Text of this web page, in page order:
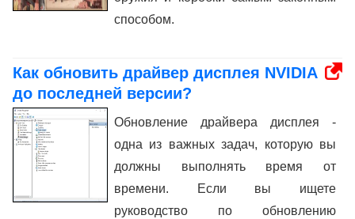
способом.
Как обновить драйвер дисплея NVIDIA
до последней версии?
Обновление драйвера дисплея -
одна из важных задач, которую вы
должны выполнять время от
времени. Если вы ищете
руководство по обновлению